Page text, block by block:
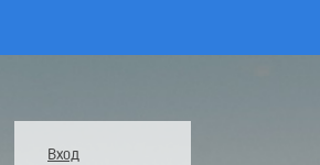
Вход